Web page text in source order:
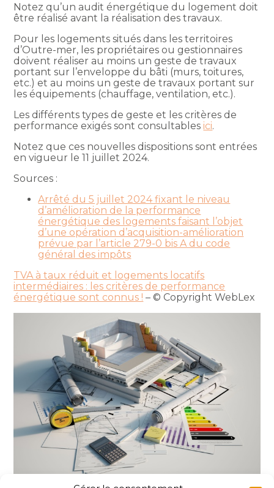
Notez qu’un audit énergétique du logement doit
être réalisé avant la réalisation des travaux.
Pour les logements situés dans les territoires
d’Outre-mer, les propriétaires ou gestionnaires
doivent réaliser au moins un geste de travaux
portant sur l’enveloppe du bâti (murs, toitures,
etc.) et au moins un geste de travaux portant sur
les équipements (chauffage, ventilation, etc.).
Les différents types de geste et les critères de
performance exigés sont consultablesici.
Notez que ces nouvelles dispositions sont entrées
en vigueur le 11 juillet 2024.
Sources :
Arrêté du 5 juillet 2024 fixant le niveau
d’amélioration de la performance
énergétique des logements faisant l’objet
d’une opération d’acquisition-amélioration
prévue par l’article 279-0 bis A du code
général des impôts
TVA à taux réduit et logements locatifs
intermédiaires : les critères de performance
énergétique sont connus ! – © Copyright WebLex